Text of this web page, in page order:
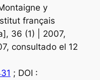
y
français
36 (1) | 2007,
consultado el 12
; DOI :